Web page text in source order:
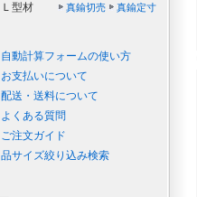
Ｌ型材 真鍮切売 真鍮定寸
自動計算フォームの使い方
お支払いについて
配送・送料について
よくある質問
ご注文ガイド
品サイズ絞り込み検索